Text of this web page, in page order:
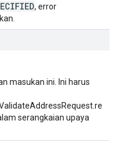
, error
masukan ini. Ini harus
serangkaian upaya